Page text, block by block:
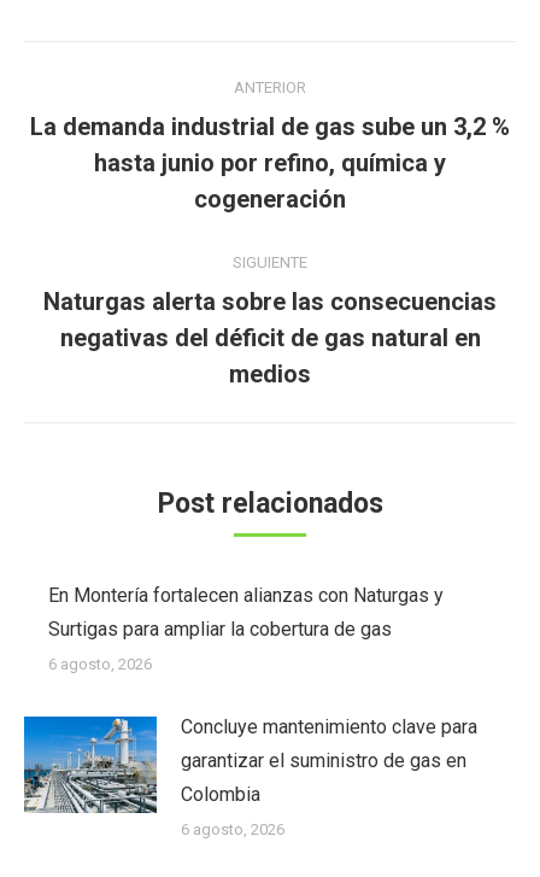
entre
publicaciones
ANTERIOR
Publicación
anterior:
La demanda industrial de gas sube un 3,2 %
hasta junio por refino, química y
cogeneración
SIGUIENTE
Publicación
siguiente:
Naturgas alerta sobre las consecuencias
negativas del déficit de gas natural en
medios
Post relacionados
En Montería fortalecen alianzas con Naturgas y
Surtigas para ampliar la cobertura de gas
6 agosto, 2026
Concluye mantenimiento clave para
garantizar el suministro de gas en
Colombia
6 agosto, 2026